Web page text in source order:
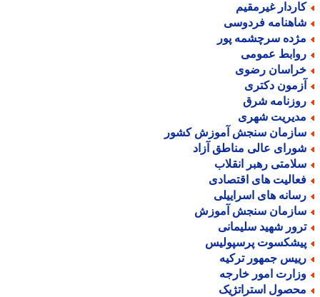
غیرمقیم
فردوسی
سرچشمه پور
عمومی
رضوی
دکتری
شرق
شهری
سنجش آموزش کشور
عالی مناطق آزاد
رهبر انقلاب
های اقتصادی
های اسراییلی
سنجش آموزش
شهید سلیمانی
پرسپولیس
جمهور ترکیه
امور خارجه
استراتژیک